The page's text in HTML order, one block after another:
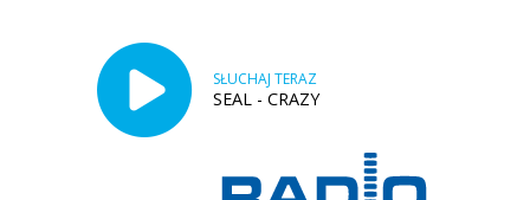
SŁUCHAJ TERAZ
SEAL - CRAZY